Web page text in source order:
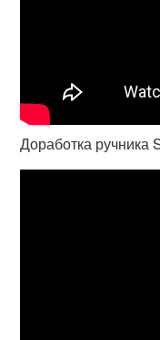
Доработка ручника